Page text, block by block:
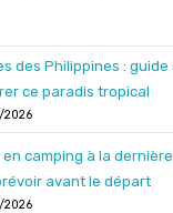
des Philippines :
ce paradis tropical
camping à la dernière
avant le départ